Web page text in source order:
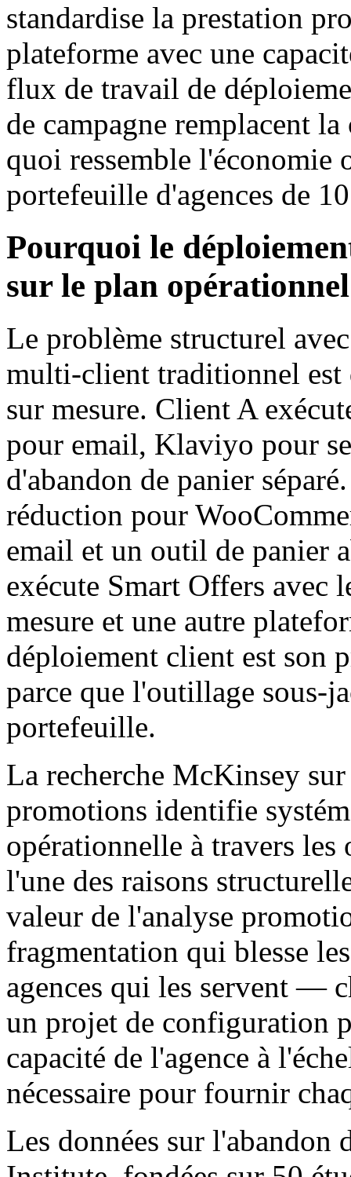
standardise la prestation
plateforme avec une
flux de travail de
de campagne remplacent
quoi ressemble l'économie
portefeuille d'agences de
Pourquoi le
sur le plan opérationnel
Le problème structurel
multi-client traditionnel est
sur mesure. Client A
pour email, Klaviyo pour
d'abandon de panier
réduction pour
email et un outil de panier
exécute Smart Offers avec
mesure et une autre
déploiement client est son
parce que l'outillage sous-
portefeuille.
La recherche McKinsey
promotions identifie
opérationnelle à travers
l'une des raisons
valeur de l'analyse
fragmentation qui blesse
agences qui les servent —
un projet de configuration
capacité de l'agence à
nécessaire pour fournir
Les données sur l'abandon